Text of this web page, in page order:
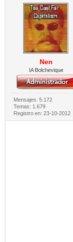
Nen
IA Bolchevique
Mensajes: 5.172
Temas: 1.679
Registro en: 23-10-2012